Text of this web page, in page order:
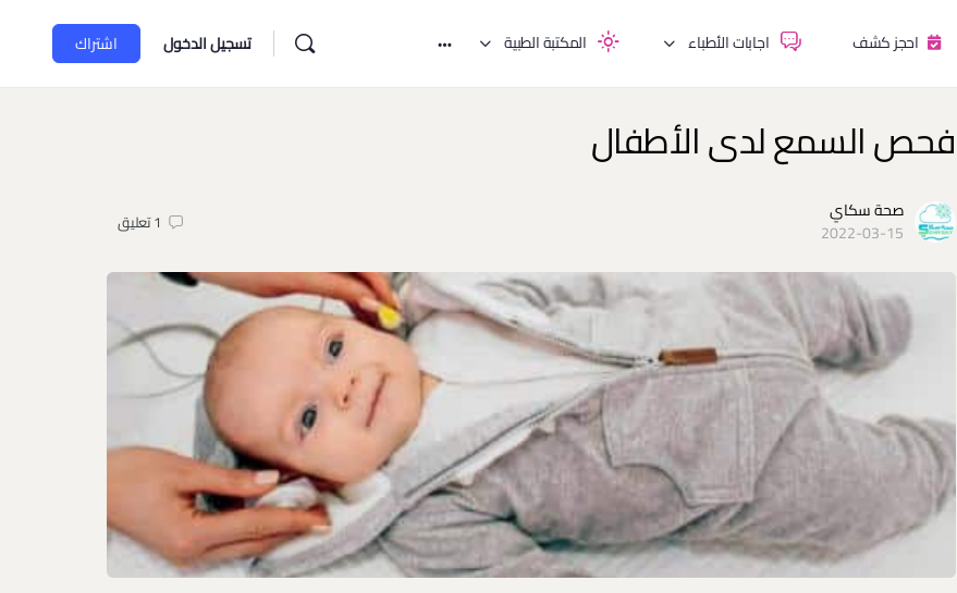
احجز كشف اجابات الأطباء المكتبة الطبية تسجيل الدخول اشتراك
فحص السمع لدى الأطفال
صحة سكاي
2022-03-15
1تعليق